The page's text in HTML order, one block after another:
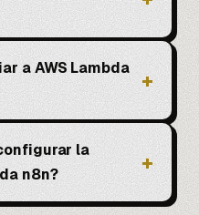
a AWS Lambda
la
n8n?